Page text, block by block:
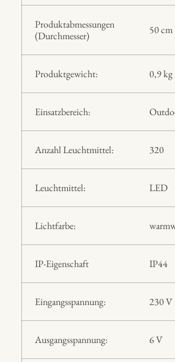
Produktabmessungen
(Durchmesser)
50 cm
Produktgewicht: 0,9 kg
Einsatzbereich:
Anzahl Leuchtmittel: 320
Leuchtmittel: LED
Lichtfarbe:
IP-Eigenschaft IP44
Eingangsspannung: 230 V
Ausgangsspannung: 6 V